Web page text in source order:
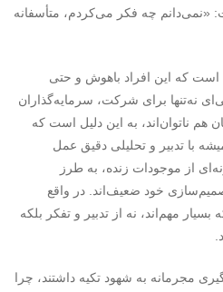
چه فکر می‌کردم، متأسفانه
که این افراد باهوش و حتی
نه‌تنها برای شرکت، سرمایه‌گذاران
هم ناتوان‌اند، به این دلیل است که
با تدبیر و تحلیلی دقیق عمل
از موجودات زنده، به طرز
خود ضعیف‌اند. در واقع
مهم‌اند، نه از تدبیر و تفکر بلکه
مجرمانه به شهود تکیه داشتند، چرا